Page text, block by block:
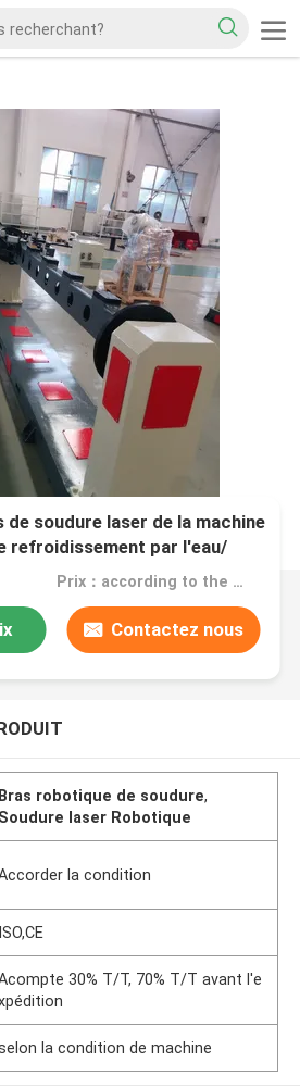
soudure laser de la machine
refroidissement par l'eau/
Prix：according to the machine requirement
Contactez nous
Bras robotique de soudure,
Soudure laser Robotique
la condition
ISO,CE
30% T/T, 70% T/T avant l'e
la condition de machine